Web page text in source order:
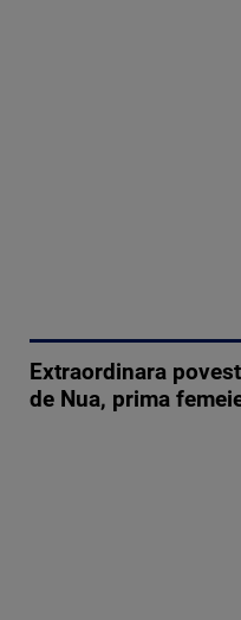
Extraordinara
de Nua, prima